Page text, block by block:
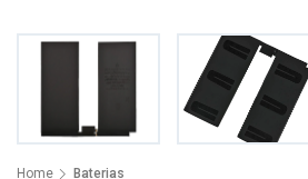
Home Baterias